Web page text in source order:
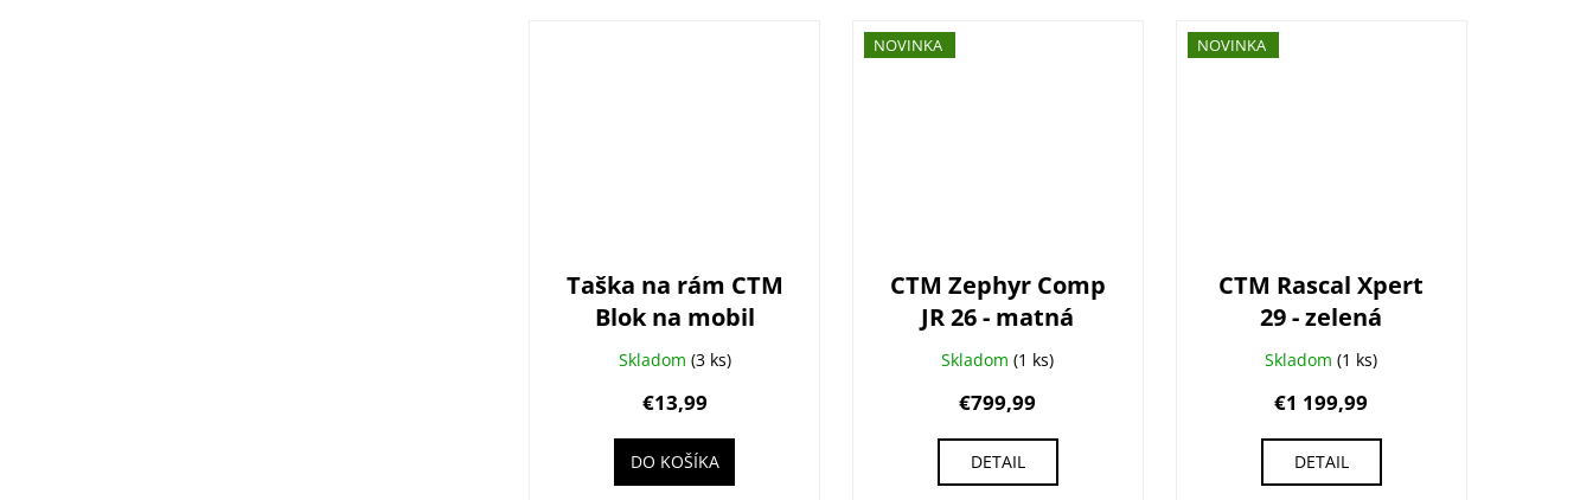
Taška na rám CTM
Blok na mobil
Skladom (3 ks)
€13,99
DO KOŠÍKA
NOVINKA
CTM Zephyr Comp
JR 26 - matná
zemitá zelená
Skladom(1 ks)
€799,99
DETAIL
NOVINKA
CTM Rascal Xpert
29 - zelená
Skladom(1 ks)
€1 199,99
DETAIL